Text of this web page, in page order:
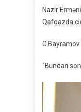
Nazir
Qafqazda
C.Bayramov
“Bundan